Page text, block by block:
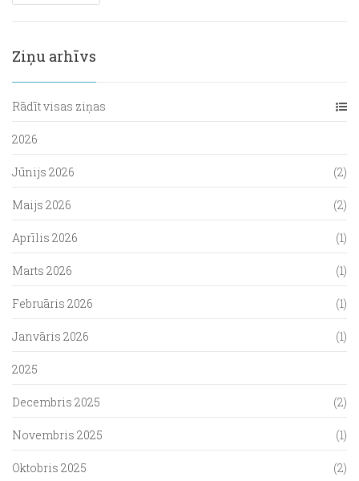
Ziņu arhīvs
Rādīt visas ziņas
2026
Jūnijs 2026 (2)
Maijs 2026 (2)
Aprīlis 2026 (1)
Marts 2026 (1)
Februāris 2026 (1)
Janvāris 2026 (1)
2025
Decembris 2025 (2)
Novembris 2025 (1)
Oktobris 2025 (2)